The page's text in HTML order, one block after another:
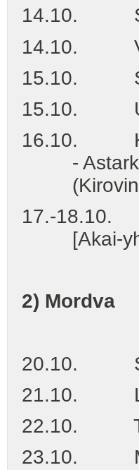
14.10.
14.10.
15.10.
15.10.
16.10.
- Astarkan
(Kirovin
17.-18.10.
[Akai-
2) Mordva
20.10.
21.10.
22.10.
23.10.